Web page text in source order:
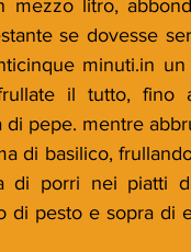
mezzo litro,
se dovesse
minuti.in
il tutto, fino
di pepe. mentre
di basilico,
di porri nei piatti
di pesto e sopra di